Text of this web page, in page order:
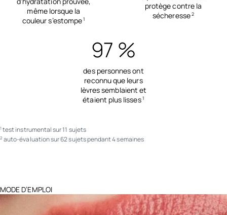
même lorsque la
couleur s’estompe1
protège contre la
sécheresse2
97 %
des personnes ont
reconnu que leurs
lèvres semblaient et
étaient plus lisses1
1 test instrumental sur 11 sujets
2 auto-évaluation sur 62 sujets pendant 4 semaines
MODE D’EMPLOI